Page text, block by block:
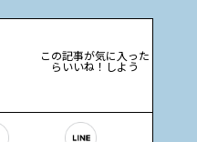
この記事が気に入った
らいいね！しよう